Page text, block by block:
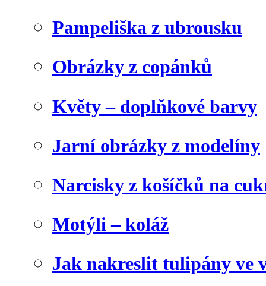
Pampeliška z ubrousku
Obrázky z copánků
Květy – doplňkové barvy
Jarní obrázky z modelíny
Narcisky z košíčků na
Motýli – koláž
Jak nakreslit tulipány ve